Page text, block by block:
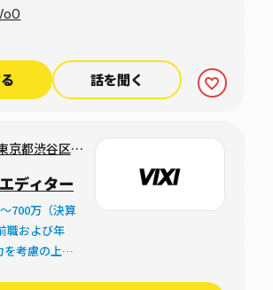
話を聞く
京都渋谷区千
スカイ千駄ヶ
ディター
700万（決算
職および年
考慮の上、
験・能力を